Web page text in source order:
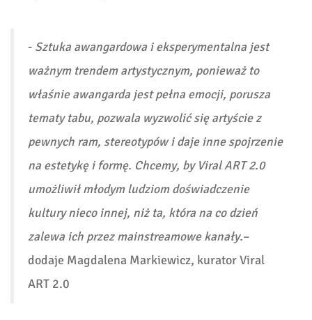
- Sztuka awangardowa i eksperymentalna jest
ważnym trendem artystycznym, ponieważ to
właśnie awangarda jest pełna emocji, porusza
tematy tabu, pozwala wyzwolić się artyście z
pewnych ram, stereotypów i daje inne spojrzenie
na estetykę i formę. Chcemy, by Viral ART 2.0
umożliwił młodym ludziom doświadczenie
kultury nieco innej, niż ta, która na co dzień
zalewa ich przez mainstreamowe kanały.–
dodaje Magdalena Markiewicz, kurator Viral
ART 2.0